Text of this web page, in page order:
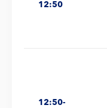
12:50
12:50-